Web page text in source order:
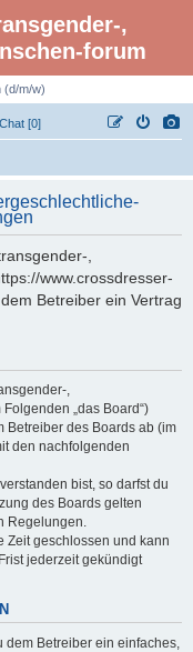
,
forum
(d/m/w)
Chat [0]
,
www.crossdresser-
Betreiber ein Vertrag
,
„das Board“)
Betreiber des Boards ab (im
den nachfolgenden
bist, so darfst du
des Boards gelten
Regelungen.
Zeit geschlossen und kann
jederzeit gekündigt
dem Betreiber ein einfaches,